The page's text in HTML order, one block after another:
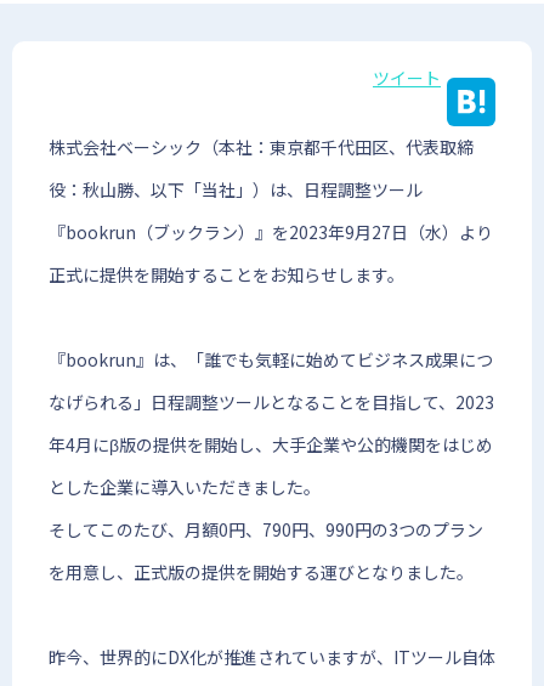
ツイート
株式会社ベーシック（本社：東京都千代田区、代表取締
役：秋山勝、以下「当社」）は、日程調整ツール
『bookrun（ブックラン）』を2023年9月27日（水）より
正式に提供を開始することをお知らせします。
『bookrun』は、「誰でも気軽に始めてビジネス成果につ
なげられる」日程調整ツールとなることを目指して、2023
年4月にβ版の提供を開始し、大手企業や公的機関をはじめ
とした企業に導入いただきました。
そしてこのたび、月額0円、790円、990円の3つのプラン
を用意し、正式版の提供を開始する運びとなりました。
昨今、世界的にDX化が推進されていますが、ITツール自体